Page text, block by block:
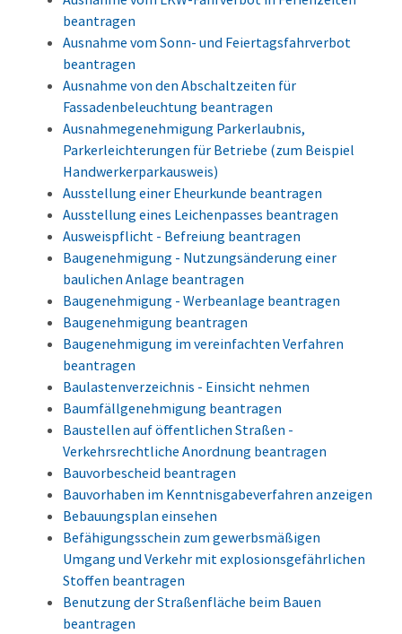
beantragen
Ausnahme vom Sonn- und Feiertagsfahrverbot
beantragen
Ausnahme von den Abschaltzeiten für
Fassadenbeleuchtung beantragen
Ausnahmegenehmigung Parkerlaubnis,
Parkerleichterungen für Betriebe (zum Beispiel
Handwerkerparkausweis)
Ausstellung einer Eheurkunde beantragen
Ausstellung eines Leichenpasses beantragen
Ausweispflicht - Befreiung beantragen
Baugenehmigung - Nutzungsänderung einer
baulichen Anlage beantragen
Baugenehmigung - Werbeanlage beantragen
Baugenehmigung beantragen
Baugenehmigung im vereinfachten Verfahren
beantragen
Baulastenverzeichnis - Einsicht nehmen
Baumfällgenehmigung beantragen
Baustellen auf öffentlichen Straßen -
Verkehrsrechtliche Anordnung beantragen
Bauvorbescheid beantragen
Bauvorhaben im Kenntnisgabeverfahren anzeigen
Bebauungsplan einsehen
Befähigungsschein zum gewerbsmäßigen
Umgang und Verkehr mit explosionsgefährlichen
Stoffen beantragen
Benutzung der Straßenfläche beim Bauen
beantragen